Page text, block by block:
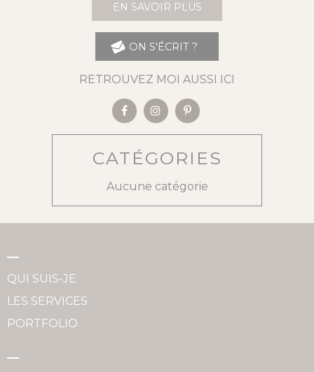
EN SAVOIR PLUS
ON S'ÉCRIT ?
RETROUVEZ MOI AUSSI ICI
CATÉGORIES
Aucune catégorie
QUI SUIS-JE
LES SERVICES
PORTFOLIO